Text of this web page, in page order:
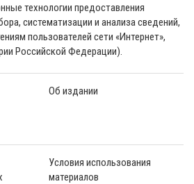
технологии предоставления
систематизации и анализа сведений,
пользователей сети «Интернет»,
Российской Федерации).
Об издании
Условия использования
материалов